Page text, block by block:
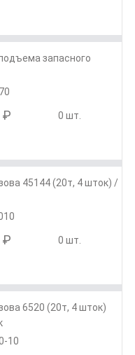
запасного
₽ 0 шт.
45144 (20т, 4 шток) /
₽ 0 шт.
6520 (20т, 4 шток)
10